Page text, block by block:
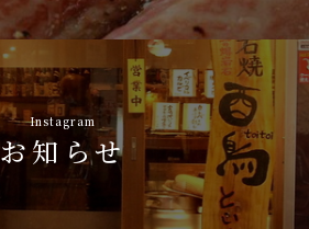
Instagram
お知らせ